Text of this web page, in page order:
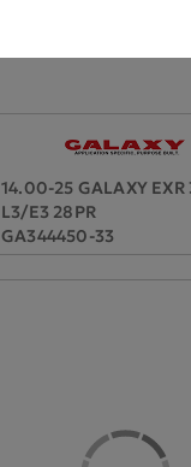
14.00-25 GALAXY EXR
L3/E3 28PR
GA344450-33